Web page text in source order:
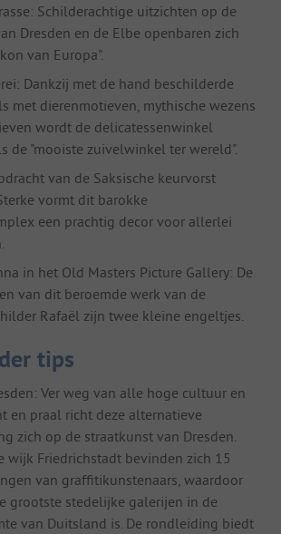
Schilderachtige uitzichten op de
Dresden en de Elbe openbaren zich
van Europa".
Dankzij met de hand beschilderde
met dierenmotieven, mythische wezens
wordt de delicatessenwinkel
de "mooiste zuivelwinkel ter wereld".
van de Saksische keurvorst
vormt dit barokke
een prachtig decor voor allerlei
in het Old Masters Picture Gallery: De
van dit beroemde werk van de
Rafaël zijn twee kleine engeltjes.
tips
Ver weg van alle hoge cultuur en
en praal richt deze alternatieve
zich op de straatkunst van Dresden.
wijk Friedrichstadt bevinden zich 15
van graffitikunstenaars, waardoor
grootste stedelijke galerijen in de
van Duitsland is. De rondleiding biedt